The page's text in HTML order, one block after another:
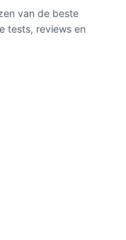
van de beste
tests, reviews en